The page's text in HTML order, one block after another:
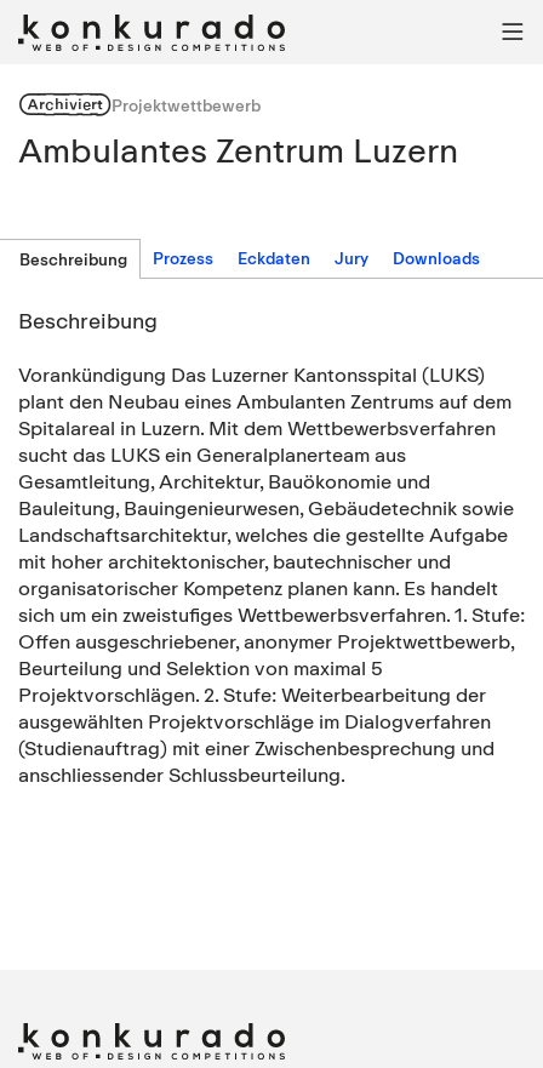

ArchiviertProjektwettbewerb
Ambulantes Zentrum Luzern
Beschreibung Prozess Eckdaten Jury Downloads
Beschreibung
Vorankündigung Das Luzerner Kantonsspital (LUKS)
plant den Neubau eines Ambulanten Zentrums auf dem
Spitalareal in Luzern. Mit dem Wettbewerbsverfahren
sucht das LUKS ein Generalplanerteam aus
Gesamtleitung, Architektur, Bauökonomie und
Bauleitung, Bauingenieurwesen, Gebäudetechnik sowie
Landschaftsarchitektur, welches die gestellte Aufgabe
mit hoher architektonischer, bautechnischer und
organisatorischer Kompetenz planen kann. Es handelt
sich um ein zweistufiges Wettbewerbsverfahren. 1. Stufe:
Offen ausgeschriebener, anonymer Projektwettbewerb,
Beurteilung und Selektion von maximal 5
Projektvorschlägen. 2. Stufe: Weiterbearbeitung der
ausgewählten Projektvorschläge im Dialogverfahren
(Studienauftrag) mit einer Zwischenbesprechung und
anschliessender Schlussbeurteilung.